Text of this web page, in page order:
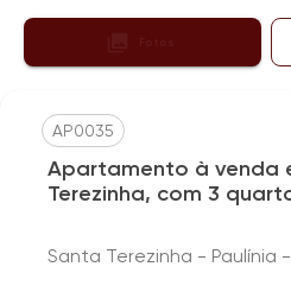
AP0035
Apartamento à venda
Terezinha, com 3
Santa Terezinha - Paulínia -